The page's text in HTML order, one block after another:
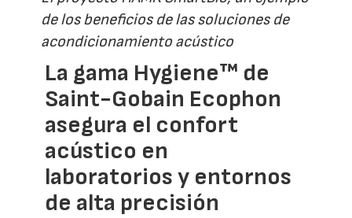
de los beneficios de las soluciones de
acondicionamiento acústico
La gama Hygiene™ de
Saint-Gobain Ecophon
asegura el confort
acústico en
laboratorios y entornos
de alta precisión